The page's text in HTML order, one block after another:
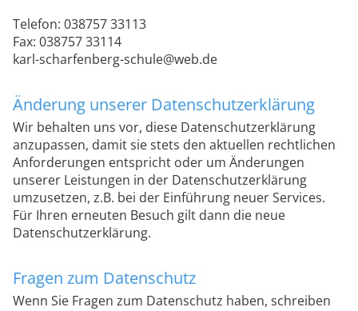
Telefon: 038757 33113
Fax: 038757 33114
karl-scharfenberg-schule@web.de
Änderung unserer Datenschutzerklärung
Wir behalten uns vor, diese Datenschutzerklärung
anzupassen, damit sie stets den aktuellen rechtlichen
Anforderungen entspricht oder um Änderungen
unserer Leistungen in der Datenschutzerklärung
umzusetzen, z.B. bei der Einführung neuer Services.
Für Ihren erneuten Besuch gilt dann die neue
Datenschutzerklärung.
Fragen zum Datenschutz
Wenn Sie Fragen zum Datenschutz haben, schreiben